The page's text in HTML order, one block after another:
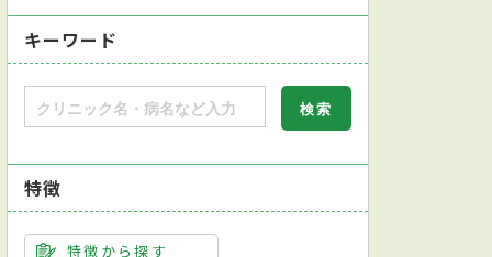
キーワード
特徴
特徴から探す